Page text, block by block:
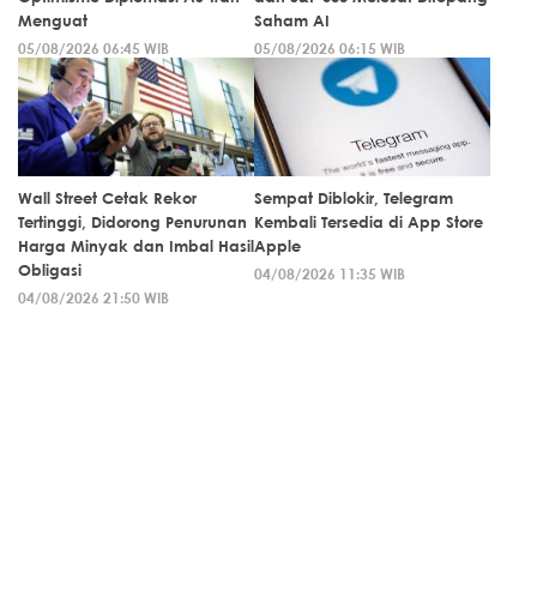
Menguat
05/08/2026 06:45 WIB
Saham AI
05/08/2026 06:15 WIB
Wall Street Cetak Rekor
Tertinggi, Didorong Penurunan
Harga Minyak dan Imbal Hasil
Obligasi
04/08/2026 21:50 WIB
Sempat Diblokir, Telegram
Kembali Tersedia di App Store
Apple
04/08/2026 11:35 WIB